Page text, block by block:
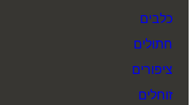
כלבים
חתולים
ציפורים
זוחלים